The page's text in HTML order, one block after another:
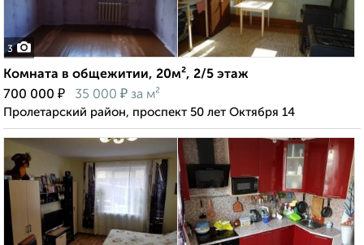
3
Комната в общежитии, 20м², 2/5 этаж
700 000 ₽ 35 000 ₽ за м²
Пролетарский район, проспект 50 лет Октября 14